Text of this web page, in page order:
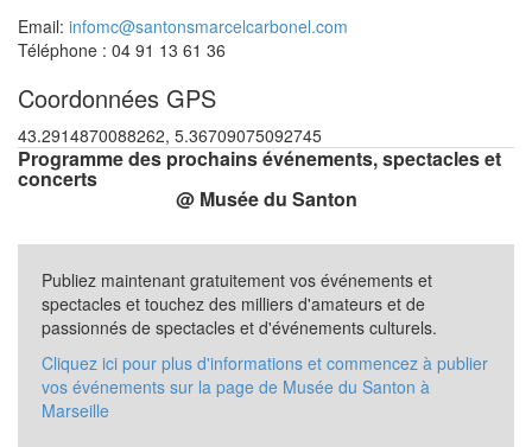
Email: infomc@santonsmarcelcarbonel.com
Téléphone : 04 91 13 61 36
Coordonnées GPS
43.2914870088262, 5.36709075092745
Programme des prochains événements, spectacles et
concerts
@ Musée du Santon
Publiez maintenant gratuitement vos événements et
spectacles et touchez des milliers d'amateurs et de
passionnés de spectacles et d'événements culturels.
Cliquez ici pour plus d'informations et commencez à publier
vos événements sur la page de Musée du Santon à
Marseille